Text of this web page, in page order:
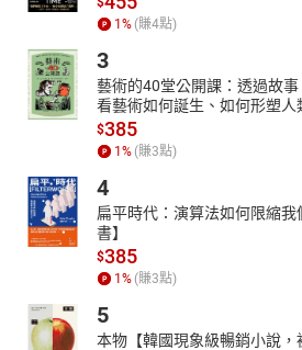
教授，創欣神學院、衛理神學院、聖光神
神學院專任教師，主授系統神學與教會歷
祁克果神學》（新北：台灣基文，2011
（新北：校園，2021）；著有《詮釋神
（新北：台灣基文，2010），《論對上
基文，2015），《神學與腦科學的交談》
五年第六屆基督教金書獎華人神學創作類
德點》（新北：校園，2015）。
1 % (賺4點)
3
藝術的40堂公開課：透過故
看藝術如何誕生、如何形塑人
$385
1 % (賺3點)
4
扁平時代：演算法如何限縮
書】
$385
1 % (賺3點)
5
本物【韓國現象級暢銷小說，